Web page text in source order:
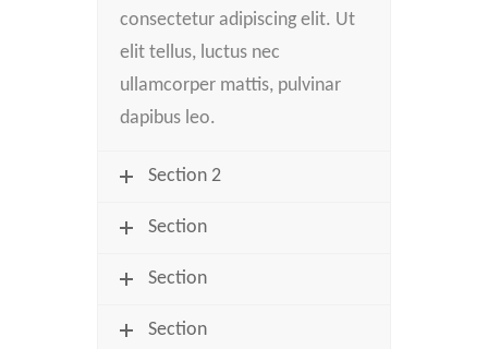
consectetur adipiscing elit. Ut
elit tellus, luctus nec
ullamcorper mattis, pulvinar
dapibus leo.
Section 2
Section
Section
Section